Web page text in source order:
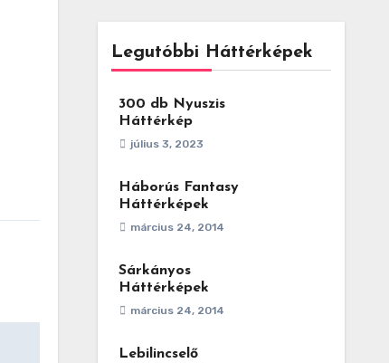
Legutóbbi Háttérképek
300 db Nyuszis
Háttérkép
július 3, 2023
Háborús Fantasy
Háttérképek
március 24, 2014
Sárkányos
Háttérképek
március 24, 2014
Lebilincselő